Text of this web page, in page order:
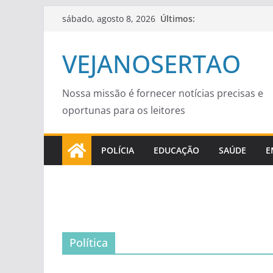
Pular
conteúdo
sábado, agosto 8, 2026 Últimos:
VEJANOSERTAO
Nossa missão é fornecer notícias precisas e
oportunas para os leitores
POLÍCIA EDUCAÇÃO SAÚDE
Política